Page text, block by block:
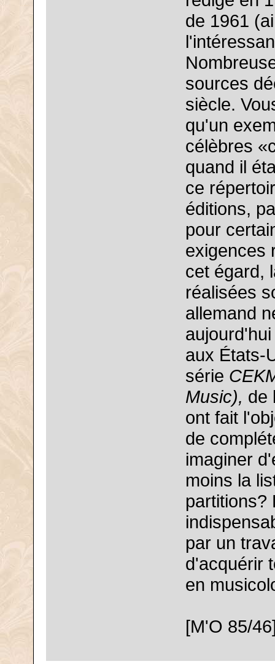
de 1961
sources
siècle.
qu'un
célèbres
quand il
ce
éditions,
pour
exigences
cet égard,
réalisées
allemand
aux États-
série
Music), de
ont fait
de
imaginer
moins la
partitions?
par un
d'acquérir
en
[M'O 85/